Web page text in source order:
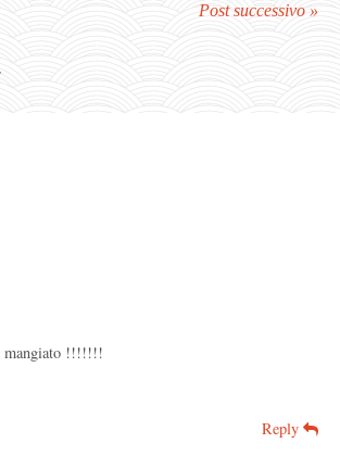
Post successivo »
mangiato !!!!!!!
Reply